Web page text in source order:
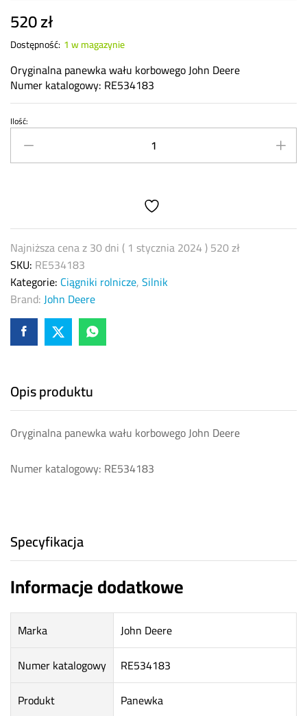
520zł
Dostępność: 1 w magazynie
Oryginalna panewka wału korbowego John Deere
Numer katalogowy: RE534183
Panewka
wału
korbowego
quantity
Ilość:
Najniższa cena z 30 dni ( 1 stycznia 2024)520zł
SKU: RE534183
Kategorie: Ciągniki rolnicze,Silnik
Brand:John Deere
Opis produktu
Oryginalna panewka wału korbowego John Deere
Numer katalogowy: RE534183
Specyfikacja
Informacje dodatkowe
Marka
John Deere
Numer katalogowy
RE534183
Produkt
Panewka